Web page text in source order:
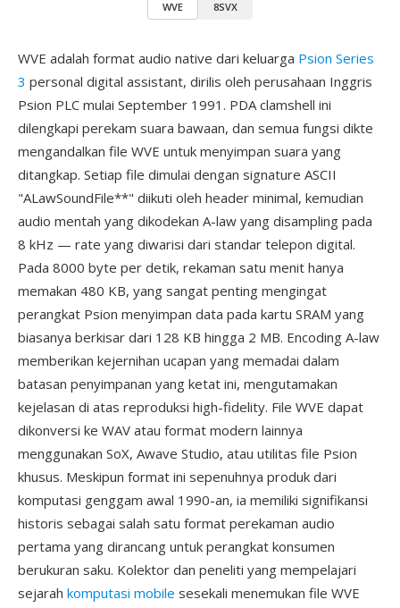
WVE 8SVX
WVE adalah format audio native dari keluarga Psion Series
3 personal digital assistant, dirilis oleh perusahaan Inggris
Psion PLC mulai September 1991. PDA clamshell ini
dilengkapi perekam suara bawaan, dan semua fungsi dikte
mengandalkan file WVE untuk menyimpan suara yang
ditangkap. Setiap file dimulai dengan signature ASCII
"ALawSoundFile**" diikuti oleh header minimal, kemudian
audio mentah yang dikodekan A-law yang disampling pada
8 kHz — rate yang diwarisi dari standar telepon digital.
Pada 8000 byte per detik, rekaman satu menit hanya
memakan 480 KB, yang sangat penting mengingat
perangkat Psion menyimpan data pada kartu SRAM yang
biasanya berkisar dari 128 KB hingga 2 MB. Encoding A-law
memberikan kejernihan ucapan yang memadai dalam
batasan penyimpanan yang ketat ini, mengutamakan
kejelasan di atas reproduksi high-fidelity. File WVE dapat
dikonversi ke WAV atau format modern lainnya
menggunakan SoX, Awave Studio, atau utilitas file Psion
khusus. Meskipun format ini sepenuhnya produk dari
komputasi genggam awal 1990-an, ia memiliki signifikansi
historis sebagai salah satu format perekaman audio
pertama yang dirancang untuk perangkat konsumen
berukuran saku. Kolektor dan peneliti yang mempelajari
sejarah komputasi mobile sesekali menemukan file WVE